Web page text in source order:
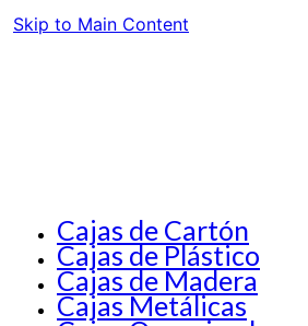
Skip to Main Content
Cajas de Cartón
Cajas de Plástico
Cajas de Madera
Cajas Metálicas